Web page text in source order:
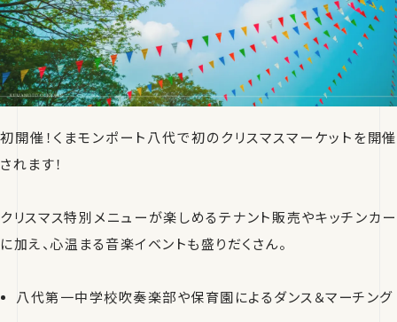
初開催！くまモンポート八代で初のクリスマスマーケットを開催
されます！
クリスマス特別メニューが楽しめるテナント販売やキッチンカー
に加え、心温まる音楽イベントも盛りだくさん。
八代第一中学校吹奏楽部や保育園によるダンス＆マーチング